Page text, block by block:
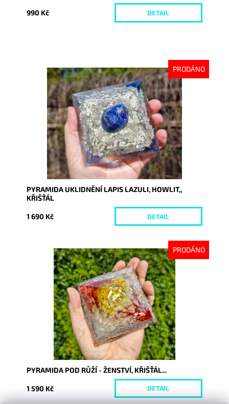
990 Kč DETAIL
PRODÁNO
Dostupnost:
Vyprodáno
10213
PYRAMIDA UKLIDNĚNÍ LAPIS LAZULI, HOWLIT,,
KŘIŠŤÁL
1 690 Kč DETAIL
PRODÁNO
Dostupnost:
Vyprodáno
10285
PYRAMIDA POD RŮŽÍ - ŽENSTVÍ, KŘIŠŤÁL...
1 590 Kč DETAIL